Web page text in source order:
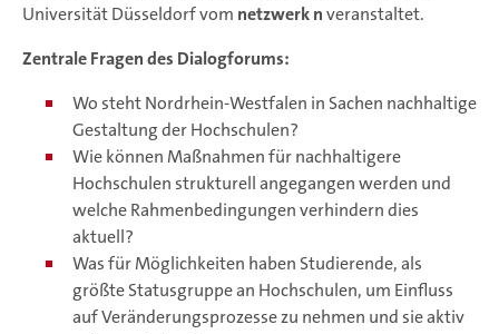
Universität Düsseldorf vom netzwerk nveranstaltet.
Zentrale Fragen des Dialogforums:
Wo steht Nordrhein-Westfalen in Sachen nachhaltige
Gestaltung der Hochschulen?
Wie können Maßnahmen für nachhaltigere
Hochschulen strukturell angegangen werden und
welche Rahmenbedingungen verhindern dies
aktuell?
Was für Möglichkeiten haben Studierende, als
größte Statusgruppe an Hochschulen, um Einfluss
auf Veränderungsprozesse zu nehmen und sie aktiv